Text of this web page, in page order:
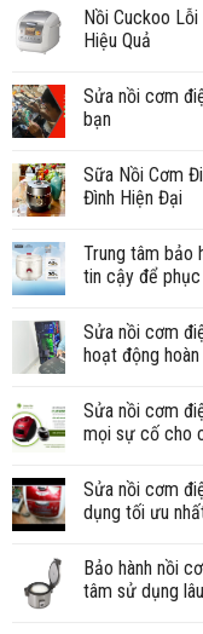
Nồi Cuckoo
Hiệu Quả
Sửa nồi cơm
bạn
Sữa Nồi Cơm
Đình Hiện Đại
Trung tâm bảo
tin cậy để
Sửa nồi cơm
hoạt động
Sửa nồi cơm
mọi sự cố cho
Sửa nồi cơm
dụng tối ưu
Bảo hành nồi
tâm sử dụng